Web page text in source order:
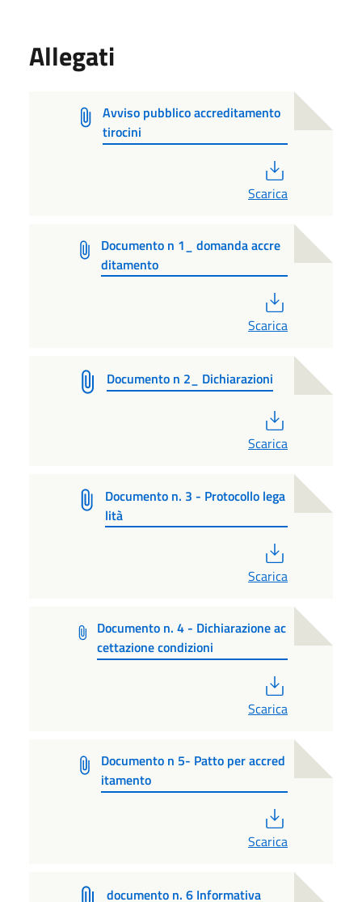
Allegati
Avviso pubblico accreditamento
tirocini
Scarica
Documento n 1_ domanda accre
ditamento
Scarica
Documento n 2_ Dichiarazioni
Scarica
Documento n. 3 - Protocollo lega
lità
Scarica
Documento n. 4 - Dichiarazione ac
cettazione condizioni
Scarica
Documento n 5- Patto per accred
itamento
Scarica
documento n. 6 Informativa